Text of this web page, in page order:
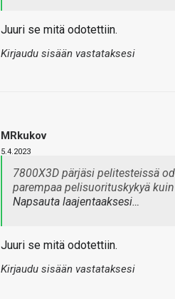
Juuri se mitä odotettiin.
Kirjaudu sisään vastataksesi
MRkukov
5.4.2023
7800X3D pärjäsi pelitesteissä
parempaa pelisuorituskykyä
Napsauta laajentaaksesi…
Juuri se mitä odotettiin.
Kirjaudu sisään vastataksesi